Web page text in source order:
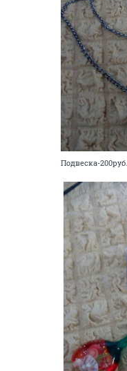
Подвеска-200руб.